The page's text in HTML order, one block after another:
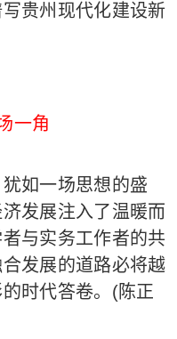
贵州现代化建设新
一角
如一场思想的盛
发展注入了温暖而
与实务工作者的共
发展的道路必将越
时代答卷。(陈正